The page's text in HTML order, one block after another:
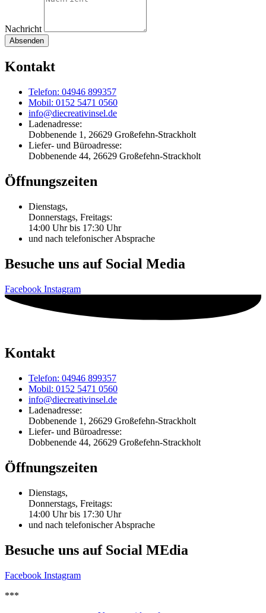
Nachricht
Absenden
Kontakt
Telefon: 04946 899357
Mobil: 0152 5471 0560
info@diecreativinsel.de
Ladenadresse:
Dobbenende 1, 26629 Großefehn-Strackholt
Liefer- und Büroadresse:
Dobbenende 44, 26629 Großefehn-Strackholt
Öffnungszeiten
Dienstags,
Donnerstags, Freitags:
14:00 Uhr bis 17:30 Uhr
und nach telefonischer Absprache
Besuche uns auf Social Media
Facebook Instagram
Kontakt
Telefon: 04946 899357
Mobil: 0152 5471 0560
info@diecreativinsel.de
Ladenadresse:
Dobbenende 1, 26629 Großefehn-Strackholt
Liefer- und Büroadresse:
Dobbenende 44, 26629 Großefehn-Strackholt
Öffnungszeiten
Dienstags,
Donnerstags, Freitags:
14:00 Uhr bis 17:30 Uhr
und nach telefonischer Absprache
Besuche uns auf Social MEdia
Facebook Instagram
***